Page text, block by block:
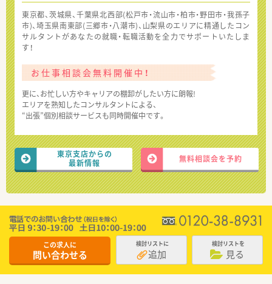
東京都、茨城県、千葉県北西部(松戸市・流山市・柏市・野田市・我孫子
市)、埼玉県南東部(三郷市・八潮市)、山梨県のエリアに精通したコン
サルタントがあなたの就職・転職活動を全力でサポートいたしま
す！
お仕事相談会無料開催中！
更に、お忙しい方やキャリアの棚卸がしたい方に朗報!
エリアを熟知したコンサルタントによる、
“出張”個別相談サービスも同時開催中です。
東京支店からの
最新情報
無料相談会を予約
この求人に
問い合わせる
検討リストに
追加
検討リストを
見る